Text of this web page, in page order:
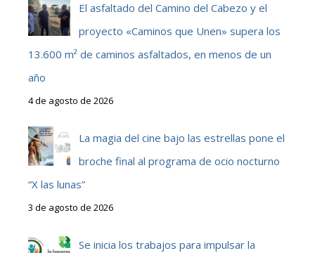
El asfaltado del Camino del Cabezo y el
proyecto «Caminos que Unen» supera los
13.600 m² de caminos asfaltados, en menos de un
año
4 de agosto de 2026
La magia del cine bajo las estrellas pone el
broche final al programa de ocio nocturno
“X las lunas”
3 de agosto de 2026
Se inicia los trabajos para impulsar la